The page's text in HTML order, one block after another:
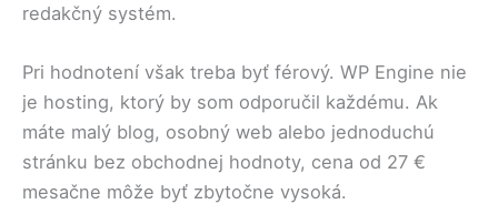
redakčný systém.
Pri hodnotení však treba byť férový. WP Engine nie
je hosting, ktorý by som odporučil každému. Ak
máte malý blog, osobný web alebo jednoduchú
stránku bez obchodnej hodnoty, cena od 27 €
mesačne môže byť zbytočne vysoká.